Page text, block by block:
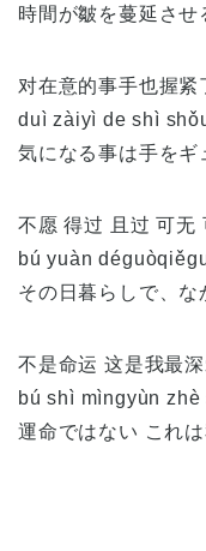
時間が皺を蔓延させ
对在意的事手也握紧
duì zàiyì de shì
気になる事は手をギ
不愿 得过 且过 可无
bú yuàn
その日暮らしで、
不是命运 这是我最
bú shì mìngyùn
運命ではない これ